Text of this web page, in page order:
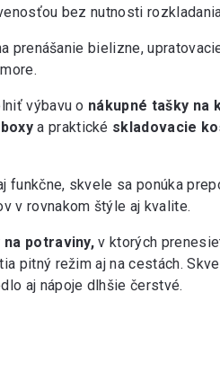
bez nutnosti
prenášanie bielizne,
výbavu o nákupné tašky na
a praktické skladovacie
funkčne, skvele sa ponúka
v rovnakom štýle aj kvalite.
na potraviny, v ktorých
pitný režim aj na cestách.
aj nápoje dlhšie čerstvé.